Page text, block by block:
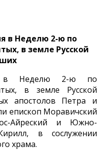
в Неделю 2-ю по
в земле Русской
в Неделю 2-ю по
в земле Русской
апостолов Петра и
епископ Моравичский
Айреский и Южно-
в сослужении
храма.